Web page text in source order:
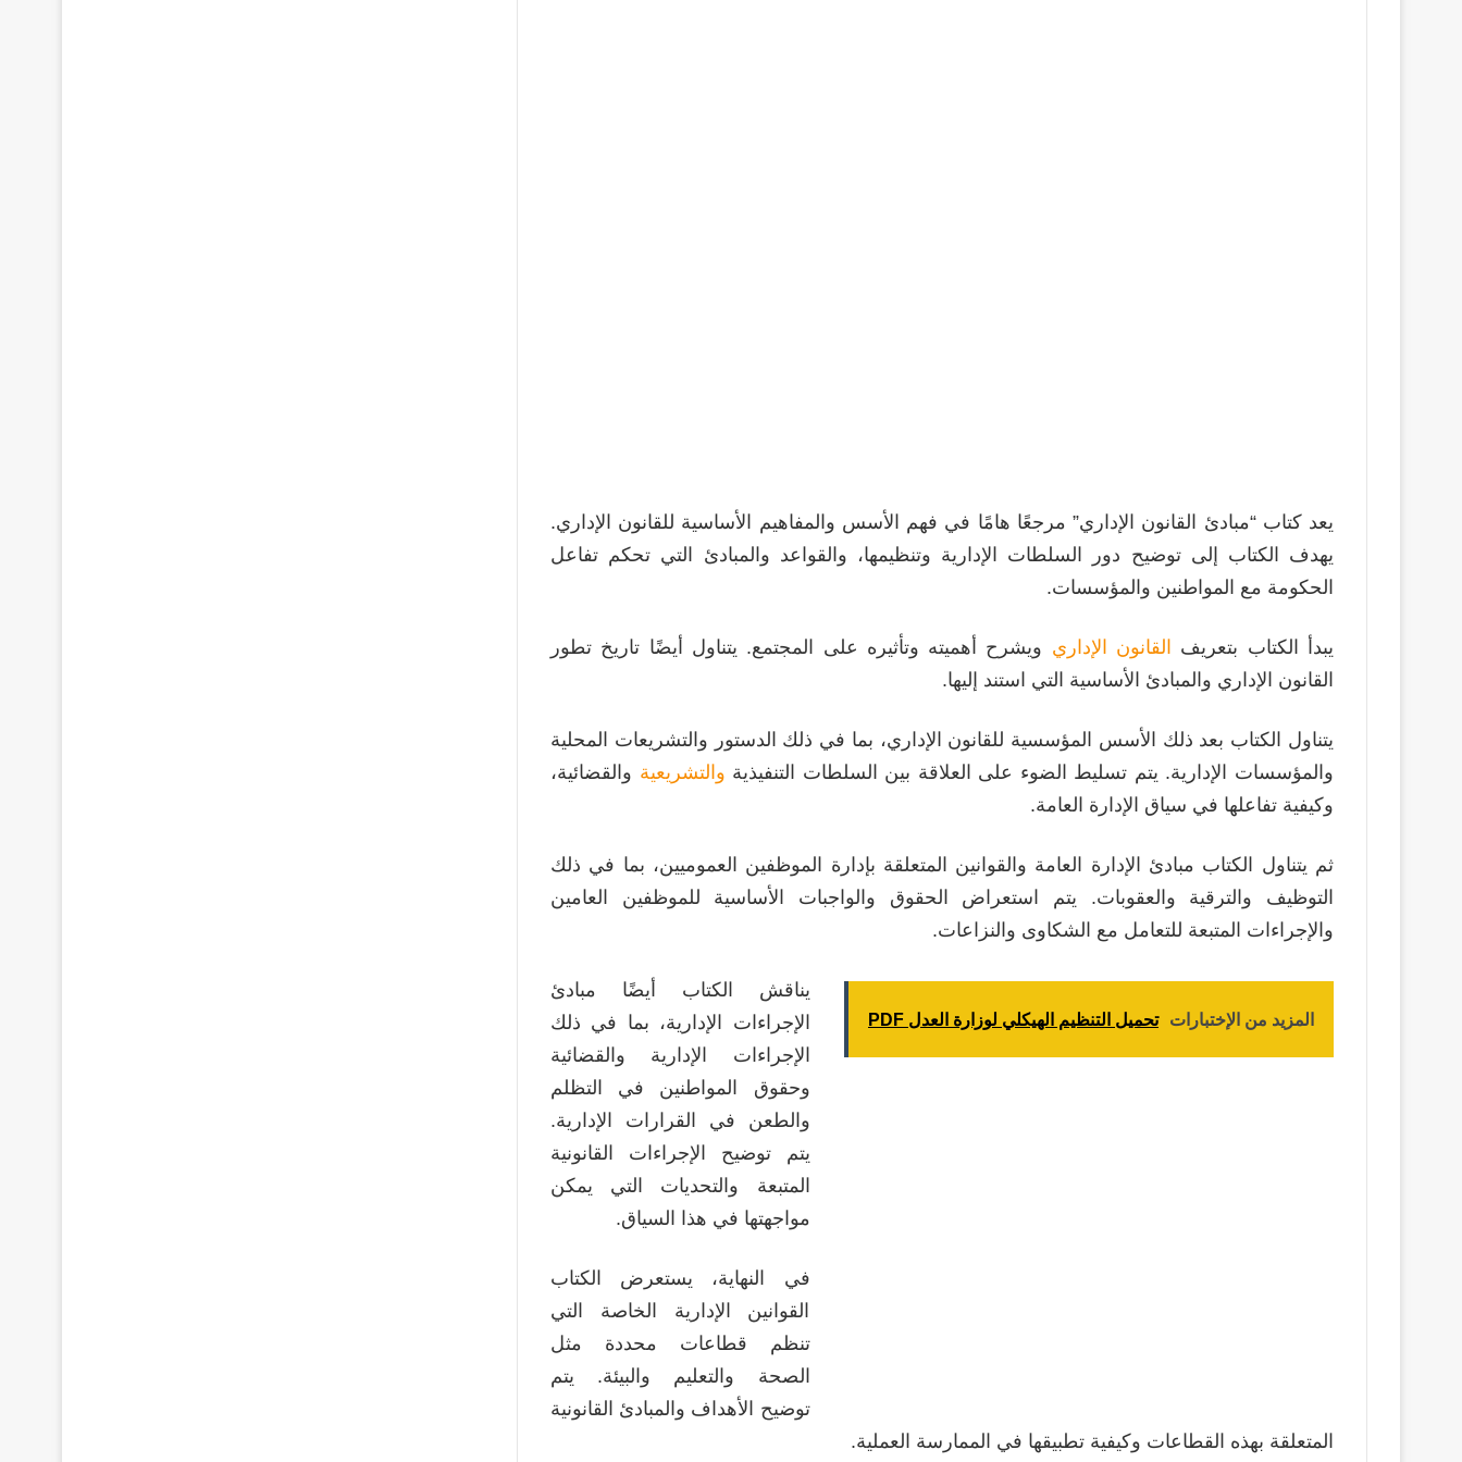
يعد كتاب “مبادئ القانون الإداري” مرجعًا هامًا في فهم الأسس والمفاهيم الأساسية للقانون الإداري.
يهدف الكتاب إلى توضيح دور السلطات الإدارية وتنظيمها، والقواعد والمبادئ التي تحكم تفاعل
الحكومة مع المواطنين والمؤسسات.
يبدأ الكتاب بتعريف القانون الإداري ويشرح أهميته وتأثيره على المجتمع. يتناول أيضًا تاريخ تطور
القانون الإداري والمبادئ الأساسية التي استند إليها.
يتناول الكتاب بعد ذلك الأسس المؤسسية للقانون الإداري، بما في ذلك الدستور والتشريعات المحلية
والمؤسسات الإدارية. يتم تسليط الضوء على العلاقة بين السلطات التنفيذية والتشريعية والقضائية،
وكيفية تفاعلها في سياق الإدارة العامة.
ثم يتناول الكتاب مبادئ الإدارة العامة والقوانين المتعلقة بإدارة الموظفين العموميين، بما في ذلك
التوظيف والترقية والعقوبات. يتم استعراض الحقوق والواجبات الأساسية للموظفين العامين
والإجراءات المتبعة للتعامل مع الشكاوى والنزاعات.
المزيد من الإختبارات تحميل التنظيم الهيكلي لوزارة العدل PDF
يناقش الكتاب أيضًا مبادئ
الإجراءات الإدارية، بما في ذلك
الإجراءات الإدارية والقضائية
وحقوق المواطنين في التظلم
والطعن في القرارات الإدارية.
يتم توضيح الإجراءات القانونية
المتبعة والتحديات التي يمكن
مواجهتها في هذا السياق.
في النهاية، يستعرض الكتاب
القوانين الإدارية الخاصة التي
تنظم قطاعات محددة مثل
الصحة والتعليم والبيئة. يتم
توضيح الأهداف والمبادئ القانونية
المتعلقة بهذه القطاعات وكيفية تطبيقها في الممارسة العملية.